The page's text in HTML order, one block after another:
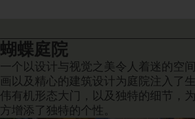
蝴蝶庭院
一个以设计与视觉之美令人着迷的空
画以及精心的建筑设计为庭院注入了
伟有机形态大门，以及独特的细节，
方增添了独特的个性。